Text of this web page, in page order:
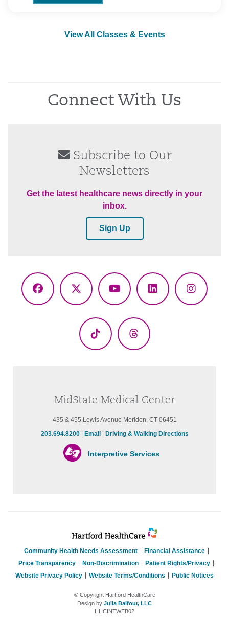
View All Classes & Events
Connect With Us
Subscribe to Our
Newsletters
Get the latest healthcare news directly in your
inbox.
Sign Up
Facebook
X
YouTubeLinkedIn
TikTok Threads
MidState Medical Center
435 & 455 Lewis Avenue Meriden, CT 06451
203.694.8200| Email Driving & Walking Directions
Interpretive Services
Community Health Needs Assessment
Financial Assistance
Price Transparency
Non-Discrimination
Patient Rights/Privacy
Website Privacy Policy
Website Terms/Conditions Public Notices
© Copyright Hartford HealthCare
Design by Julia Balfour, LLC
HHCINTWEB02